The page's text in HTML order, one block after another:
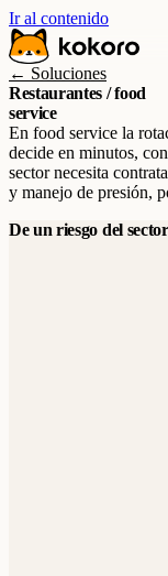
Ir al contenido
← Soluciones
Restaurantes / food
service
En food service la
decide en minutos,
sector necesita
y manejo de presión,
De un riesgo del